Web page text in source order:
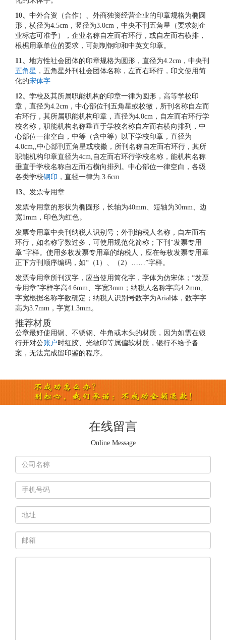
10、 中外合资（合作）、外商独资经营企业的印章规格为椭圆
形，横径为4.5cm，竖径为3.0cm，中央不刊五角星（要求刻企
业标志可准予），企业名称自左而右环行，或自左而右横排，
根椐用章单位的要求，可刻制钢印和中英文印章。
11、 地方性社会团体的印章规格为圆形，直径为4.2cm，中央刊
五角星 ，五角星外刊社会团体名称，左而右环行，印文使用简
化的宋体字
12、 学校及其所属职能机构的印章一律为圆形，高等学校印
章，直径为4.2cm，中心部位刊五角星或校徽，所刊名称自左而
右环行，其所属职能机构印章，直径为4.0cm，自左而右环行学
校名称，职能机构名称垂直于学校名称自左而右横向排列，中
心部位一律空白，中等（含中等）以下学校印章，直径为
4.0cm,,中心部刊五角星或校徽，所刊名称自左而右环行，其所
职能机构印章直径为4cm,自左而右环行学校名称，能机构名称
垂直于学校名称自左而右横向排列。中心部位一律空白，各级
各类学校钢印 ，直径一律为.3.6cm
13、 发票专用章
发票专用章的形状为椭圆形，长轴为40mm、短轴为30mm、边
宽1mm，印色为红色。
发票专用章中央刊纳税人识别号；外刊纳税人名称，自左而右
环行，如名称字数过多，可使用规范化简称；下刊“发票专用
章”字样。使用多枚发票专用章的纳税人，应在每枚发票专用章
正下方刊顺序编码，如“（1）、（2）……”字样。
发票专用章所刊汉字，应当使用简化字，字体为仿宋体；“发票
专用章”字样字高4.6mm、字宽3mm；纳税人名称字高4.2mm、
字宽根据名称字数确定；纳税人识别号数字为Arial体，数字字
高为3.7mm，字宽1.3mm。
推荐材质
公章最好使用铜、不锈钢、牛角或木头的材质，因为如需在银
行开对公账户时红胶、光敏印等属偏软材质，银行不给予备
案，无法完成留印鉴的程序。
在线留言
Online Message